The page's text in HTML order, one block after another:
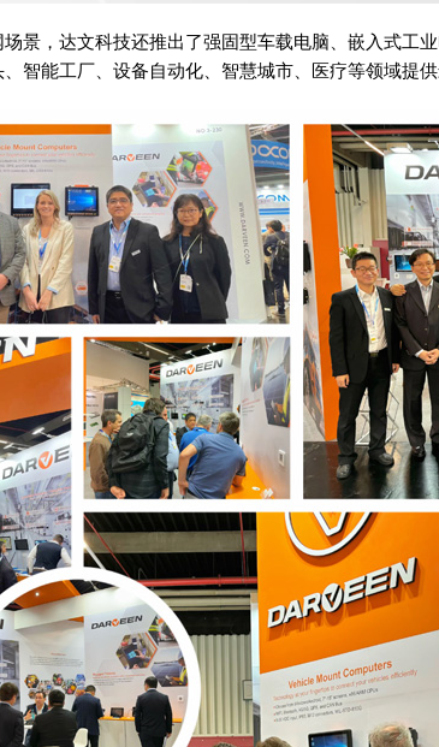
景，达文科技还推出了强固型车载电脑、嵌入式工
智能工厂、设备自动化、智慧城市、医疗等领域提供